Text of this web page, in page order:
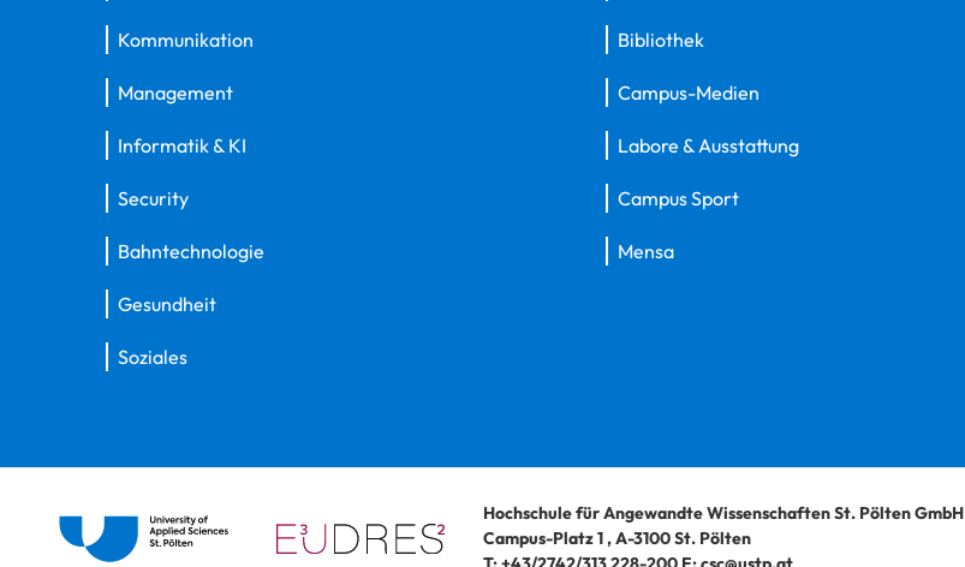
Kommunikation
Management
Informatik & KI
Security
Bahntechnologie
Gesundheit
Soziales
Bibliothek
Campus-Medien
Labore & Ausstattung
Campus Sport
Mensa
Hochschule für Angewandte Wissenschaften St. Pölten GmbH
Campus-Platz 1,A-3100St. Pölten